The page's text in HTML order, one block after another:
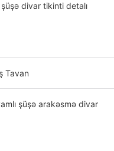
divar tikinti detalı
Tavan
şüşə arakəsmə divar